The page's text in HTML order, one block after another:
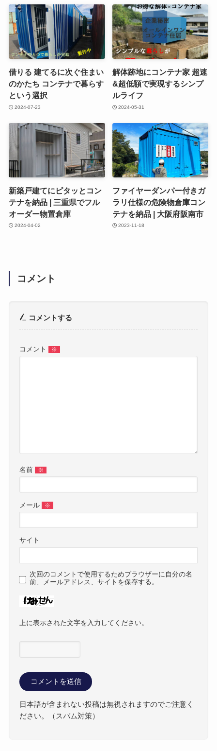
借りる 建てるに次ぐ住まい
のかたち コンテナで暮らす
という選択
2024-07-23
解体跡地にコンテナ家 超速
&超低額で実現するシンプ
ルライフ
2024-05-31
新築戸建てにピタッとコン
テナを納品 | 三重県でフル
オーダー物置倉庫
2024-04-02
ファイヤーダンパー付きガ
ラリ仕様の危険物倉庫コン
テナを納品 | 大阪府阪南市
2023-11-18
コメント
コメントする
コメント ※
名前 ※
メール ※
サイト
次回のコメントで使用するためブラウザーに自分の名
前、メールアドレス、サイトを保存する。
上に表示された文字を入力してください。
日本語が含まれない投稿は無視されますのでご注意く
ださい。（スパム対策）